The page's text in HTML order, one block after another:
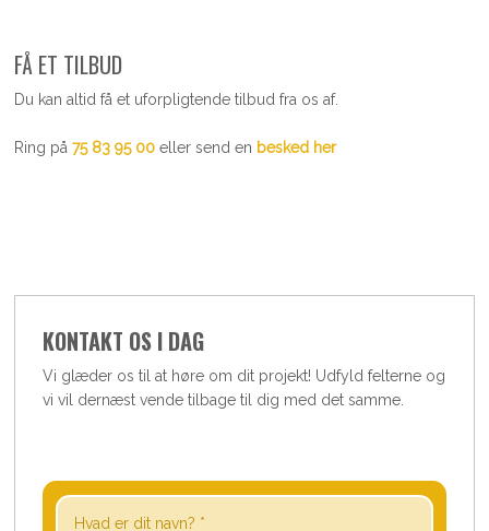
​​FÅ ET TILBUD
Du kan altid få et uforpligtende tilbud fra os af.
Ring på 75 83 95 00eller send en besked her
KONTAKT OS I DAG
​Vi glæder os til at høre om dit projekt! Udfyld felterne og
vi vil dernæst vende tilbage til dig med det samme.